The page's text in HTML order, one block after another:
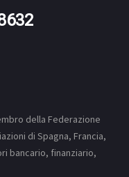
della Federazione
di Spagna, Francia,
bancario, finanziario,